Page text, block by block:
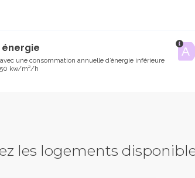
énergie
une consommation annuelle d’énergie inférieure
kw/m²/h
les logements